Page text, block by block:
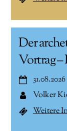
Der
Vortrag –
31.08.2026
Volker
Weitere